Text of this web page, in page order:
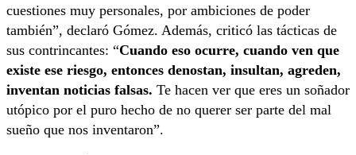
cuestiones muy personales, por ambiciones de poder
también”, declaró Gómez. Además, criticó las tácticas de
sus contrincantes: “Cuando eso ocurre, cuando ven que
existe ese riesgo, entonces denostan, insultan, agreden,
inventan noticias falsas. Te hacen ver que eres un soñador
utópico por el puro hecho de no querer ser parte del mal
sueño que nos inventaron”.